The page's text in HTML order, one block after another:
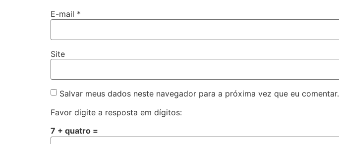
E-mail *
Site
Salvar meus dados neste navegador para a próxima vez que eu comentar.
Favor digite a resposta em dígitos:
7 + quatro =